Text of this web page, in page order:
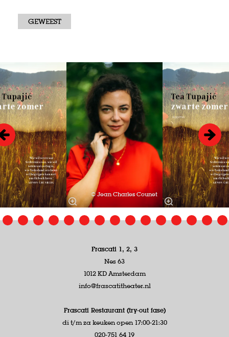
GEWEEST
Overslaan
© Jean Charles Counet
Frascati 1, 2, 3
Nes 63
1012 KD Amsterdam
info@frascatitheater.nl
Frascati Restaurant (try-out fase)
di t/m za keuken open 17:00-21:30
020-751 64 19